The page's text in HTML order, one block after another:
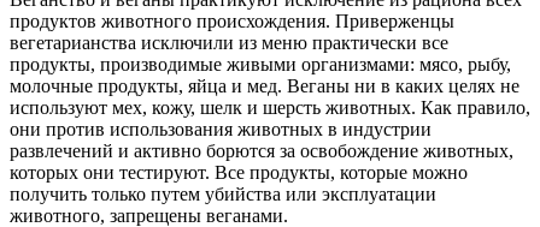
продуктов животного происхождения. Приверженцы
вегетарианства исключили из меню практически все
продукты, производимые живыми организмами: мясо, рыбу,
молочные продукты, яйца и мед. Веганы ни в каких целях не
используют мех, кожу, шелк и шерсть животных. Как правило,
они против использования животных в индустрии
развлечений и активно борются за освобождение животных,
которых они тестируют. Все продукты, которые можно
получить только путем убийства или эксплуатации
животного, запрещены веганами.